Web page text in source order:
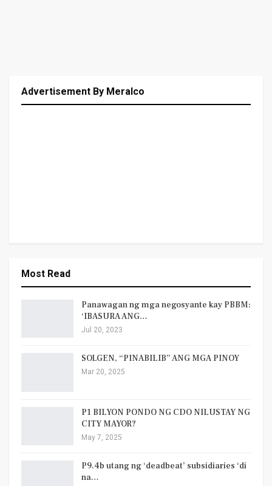
Advertisement By Meralco
Most Read
Panawagan ng mga negosyante kay PBBM:
‘IBASURA ANG…
Jul 20, 2023
SOLGEN, “PINABILIB” ANG MGA PINOY
Mar 20, 2025
P1 BILYON PONDO NG CDO NILUSTAY NG
CITY MAYOR?
May 7, 2025
P9.4b utang ng ‘deadbeat’ subsidiaries ‘di
na…